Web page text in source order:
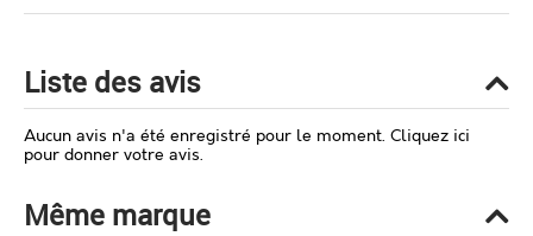
Liste des avis
Aucun avis n'a été enregistré pour le moment. Cliquez ici
pour donner votre avis.
Même marque